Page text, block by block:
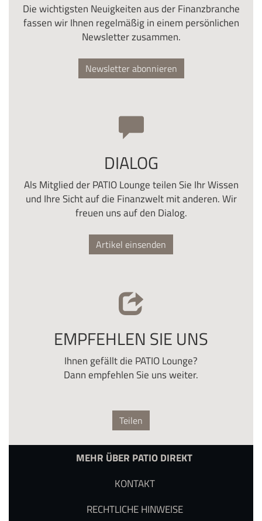
Die wichtigsten Neuigkeiten aus der Finanzbranche
fassen wir Ihnen regelmäßig in einem persönlichen
Newsletter zusammen.
Newsletter abonnieren
DIALOG
Als Mitglied der PATIO Lounge teilen Sie Ihr Wissen
und Ihre Sicht auf die Finanzwelt mit anderen. Wir
freuen uns auf den Dialog.
Artikel einsenden
EMPFEHLEN SIE UNS
Ihnen gefällt die PATIO Lounge?
Dann empfehlen Sie uns weiter.
Teilen
MEHR ÜBER PATIO DIREKT
KONTAKT
RECHTLICHE HINWEISE